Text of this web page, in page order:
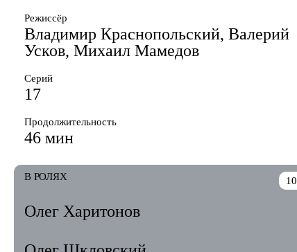
Режиссёр
Владимир Краснопольский, Валерий
Усков, Михаил Мамедов
Серий
17
Продолжительность
46 мин
10
В РОЛЯХ
Олег Харитонов